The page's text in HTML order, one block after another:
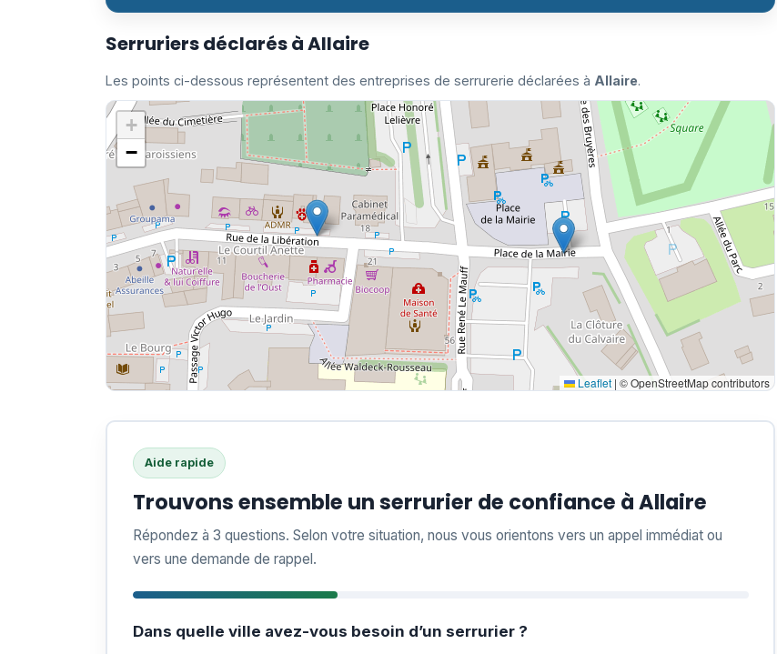
Serruriers déclarés à Allaire
Les points ci-dessous représentent des entreprises de serrurerie déclarées à Allaire.
+
−
Leaflet | © OpenStreetMap contributors
Aide rapide
Trouvons ensemble un serrurier de confiance à Allaire
Répondez à 3 questions. Selon votre situation, nous vous orientons vers un appel immédiat ou
vers une demande de rappel.
Dans quelle ville avez-vous besoin d’un serrurier ?